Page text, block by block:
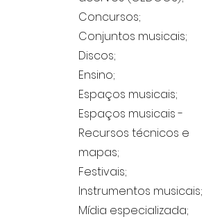
Concursos;
Conjuntos musicais;
Discos;
Ensino;
Espaços musicais;
Espaços musicais -
Recursos técnicos e
mapas;
Festivais;
Instrumentos musicais;
Mídia especializada;